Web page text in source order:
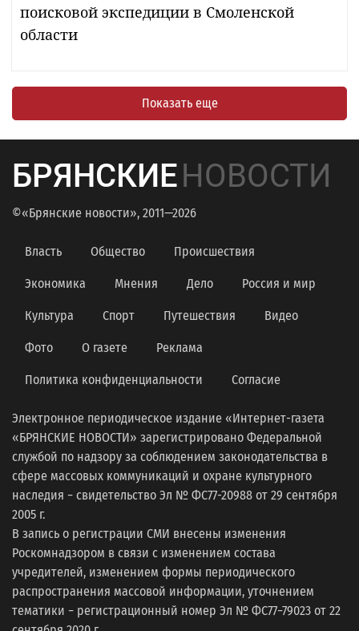
поисковой экспедиции в Смоленской
области
Показать еще
БРЯНСКИЕНОВОСТИ
©«Брянские новости», 2011—2026
Власть Общество Происшествия
Экономика Мнения Дело Россия и мир
Культура Спорт Путешествия Видео
Фото О газете Реклама
Политика конфиденциальности Согласие
Электронное периодическое издание «Интернет-газета
«БРЯНСКИЕ НОВОСТИ» зарегистрировано Федеральной
службой по надзору за соблюдением законодательства в
сфере массовых коммуникаций и охране культурного
наследия − свидетельство Эл № ФС77-20988 от 29 сентября
2005 г.
В запись о регистрации СМИ внесены изменения
Роскомнадзором в связи с изменением состава
учредителей, изменением формы периодического
распространения массовой информации, уточнением
тематики − регистрационный номер Эл № ФС77−79023 от 22